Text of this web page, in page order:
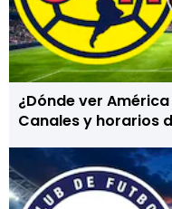
¿Dónde ver América
Canales y horarios